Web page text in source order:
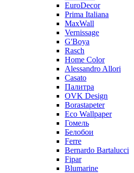
EuroDecor
Prima Italiana
MaxWall
Vernissage
G'Boya
Rasch
Home Color
Alessandro Allori
Casato
Палитра
OVK Design
Borastapeter
Eco Wallpaper
Гомель
Белобои
Ferre
Bernardo Bartalucci
Fipar
Blumarine